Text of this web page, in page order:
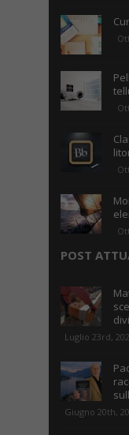
POST
Luglio 23rd,
Giugno 20th,